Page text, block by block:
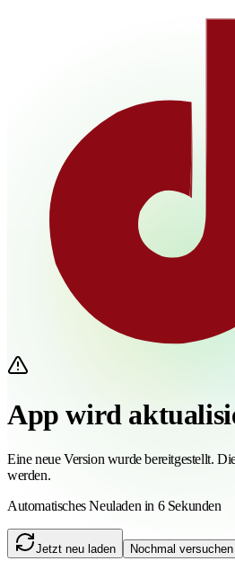
App wird
Eine neue Version wurde bereitgestellt.
werden.
Automatisches Neuladen in 6 Sekunden
Jetzt neu laden Nochmal versuchen